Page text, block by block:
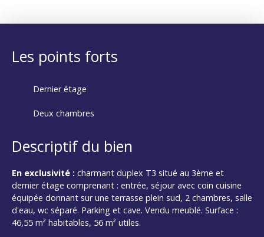
Les points forts
Dernier étage
Deux chambres
Descriptif du bien
En exclusivité : charmant duplex T3 situé au 3ème et
dernier étage comprenant : entrée, séjour avec coin cuisine
équipée donnant sur une terrasse plein sud, 2 chambres, salle
d'eau, wc séparé. Parking et cave. Vendu meublé. Surface :
46,55 m² habitables, 56 m² utiles.